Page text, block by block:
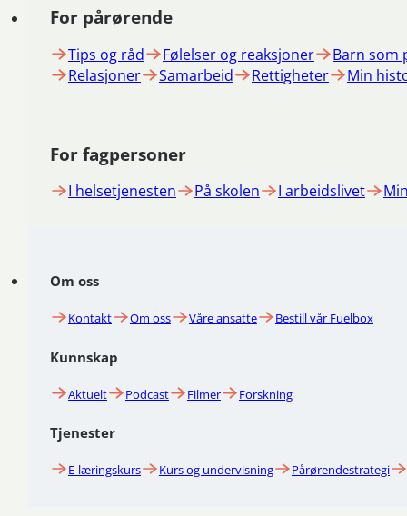
For pårørende
Tips og råd Følelser og reaksjoner
Barn som
Relasjoner
Samarbeid Rettigheter Min
For fagpersoner
I helsetjenesten På skolen I arbeidslivet
Om oss
Kontakt Om oss Våre ansatte Bestill vår Fuelbox
Kunnskap
Aktuelt Podcast Filmer Forskning
Tjenester
E-læringskurs Kurs og undervisning Pårørendestrategi